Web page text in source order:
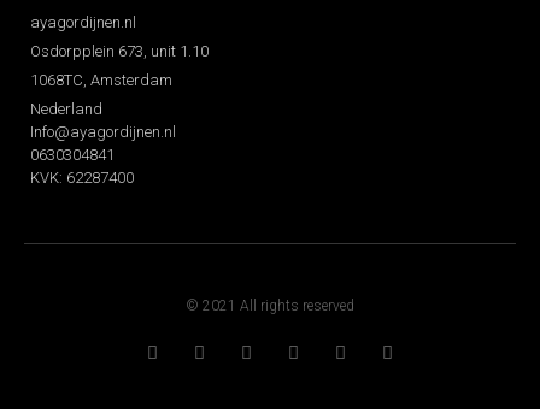
ayagordijnen.nl
Osdorpplein 673, unit 1.10
1068TC, Amsterdam
Nederland
Info@ayagordijnen.nl
0630304841
KVK: 62287400
© 2021 All rights reserved